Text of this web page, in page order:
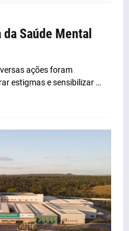
Saúde Mental
ações foram
estigmas e sensibilizar …